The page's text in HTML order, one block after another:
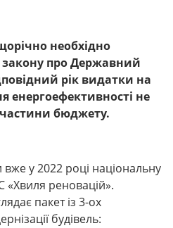
необхідно
закону про Державний
рік видатки на
енергоефективності не
бюджету.
у 2022 році національну
«Хвиля реновацій».
пакет із 3-ох
будівель: